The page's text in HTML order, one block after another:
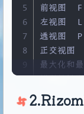
5
6
7
8
9
10
12
前视图 	F
左视图 	L
P